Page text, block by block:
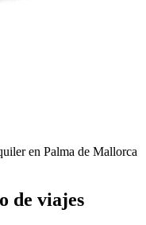
en Palma de Mallorca
de viajes